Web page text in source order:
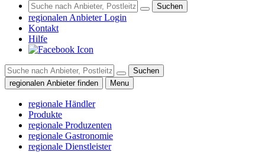
Suchen
regionalen Anbieter Login
Kontakt
Hilfe
Suchen
regionalen Anbieter finden
Menu
regionale Händler
Produkte
regionale Produzenten
regionale Gastronomie
regionale Dienstleister